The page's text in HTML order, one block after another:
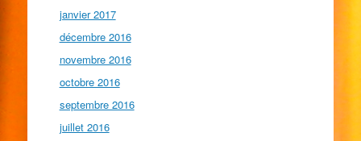
janvier 2017
décembre 2016
novembre 2016
octobre 2016
septembre 2016
juillet 2016